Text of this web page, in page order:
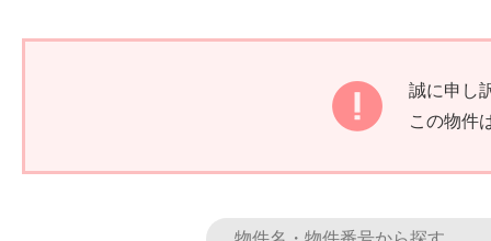
誠に申し
この物件